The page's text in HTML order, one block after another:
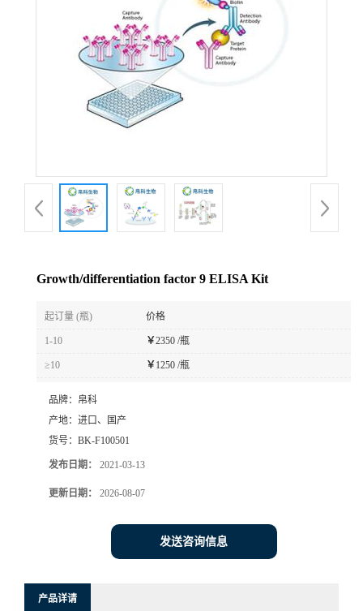
Growth/differentiation factor 9 ELISA Kit
起订量 (瓶) 价格
1-10 ￥2350 /瓶
≥10 ￥ 1250 /瓶
品牌： 帛科
产地： 进口、国产
货号： BK-F100501
发布日期： 2021-03-13
更新日期： 2026-08-07
发送咨询信息
产品详请